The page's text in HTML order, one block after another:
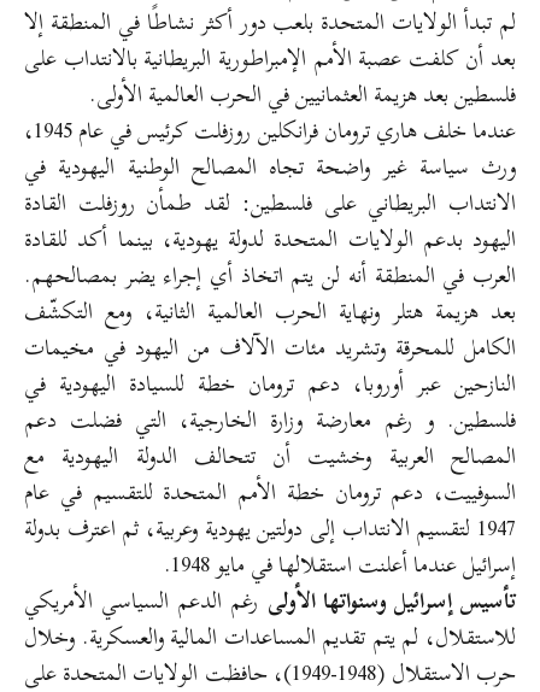
لم تبدأ الولايات المتحدة بلعب دور أكثر نشاطًا في المنطقة إلا
بعد أن كلفت عصبة الأمم الإمبراطورية البريطانية بالانتداب على
فلسطين بعد هزيمة العثمانيين في الحرب العالمية الأولى.
عندما خلف هاري ترومان فرانكلين روزفلت كرئيس في عام 1945،
ورث سياسة غير واضحة تجاه المصالح الوطنية اليهودية في
الانتداب البريطاني على فلسطين: لقد طمأن روزفلت القادة
اليهود بدعم الولايات المتحدة لدولة يهودية، بينما أكد للقادة
العرب في المنطقة أنه لن يتم اتخاذ أي إجراء يضر بمصالحهم.
بعد هزيمة هتلر ونهاية الحرب العالمية الثانية، ومع التكشّف
الكامل للمحرقة وتشريد مئات الآلاف من اليهود في مخيمات
النازحين عبر أوروبا، دعم ترومان خطة للسيادة اليهودية في
فلسطين. و رغم معارضة وزارة الخارجية، التي فضلت دعم
المصالح العربية وخشيت أن تتحالف الدولة اليهودية مع
السوفييت، دعم ترومان خطة الأمم المتحدة للتقسيم في عام
1947 لتقسيم الانتداب إلى دولتين يهودية وعربية، ثم اعترف بدولة
إسرائيل عندما أعلنت استقلالها في مايو 1948.
تأسيس إسرائيل وسنواتها الأولى رغم الدعم السياسي الأمريكي
للاستقلال، لم يتم تقديم المساعدات المالية والعسكرية. وخلال
حرب الاستقلال (1948-1949)، حافظت الولايات المتحدة على